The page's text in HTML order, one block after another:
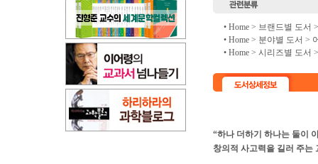
• Home > 브랜드별 도서
• Home > 분야별 도서 >
• Home > 시리즈별 도서
“하나 더하기 하나는 둘이
창의적 사고력을 길러 주는